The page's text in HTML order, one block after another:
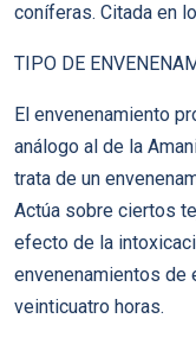
coníferas. Citada en
TIPO DE
El envenenamiento
análogo al de la
trata de un
Actúa sobre ciertos
efecto de la
envenenamientos de
veinticuatro horas.